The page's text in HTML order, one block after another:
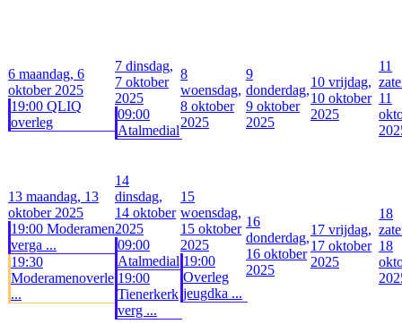
6 maandag, 6
oktober 2025
19:00 QLIQ
overleg
7 dinsdag,
7 oktober
2025
09:00
Atalmedial
8
woensdag,
8 oktober
2025
9
donderdag,
9 oktober
2025
10 vrijdag,
10 oktober
2025
11
11
13 maandag, 13
oktober 2025
19:00 Moderamen
verga ...
19:30
Moderamenoverle
...
14
dinsdag,
14 oktober
2025
09:00
Atalmedial
19:00
Tienerkerk
verg ...
15
woensdag,
15 oktober
2025
19:00
Overleg
jeugdka ...
16
donderdag,
16 oktober
2025
17 vrijdag,
17 oktober
2025
18
18